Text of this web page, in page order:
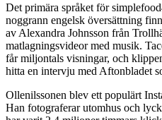
Det primära språket för
noggrann engelsk översättning
av Alexandra Johnsson från
matlagningsvideor med musik.
får miljontals visningar, och
hitta en intervju med Aftonbladet
Ollenilssonen blev ett populärt
Han fotograferar utomhus och